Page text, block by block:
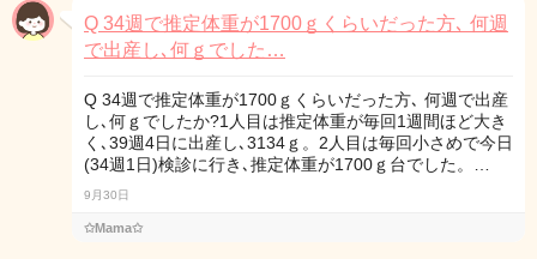
Q 34週で推定体重が1700ｇくらいだった方､ 何週
で出産し､何ｇでした…
Q 34週で推定体重が1700ｇくらいだった方､ 何週で出産
し､何ｇでしたか?1人目は推定体重が毎回1週間ほど大き
く､39週4日に出産し､3134ｇ。2人目は毎回小さめで今日
(34週1日)検診に行き､推定体重が1700ｇ台でした。…
9月30日
✩Mama✩